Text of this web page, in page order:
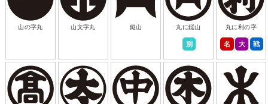
山の字丸 山文字丸 鎹山 丸に鎹山
別
丸に利の字
名 大 戦